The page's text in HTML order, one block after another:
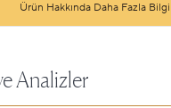
Ürün Hakkında Daha Fazla Bilgi
Analizler